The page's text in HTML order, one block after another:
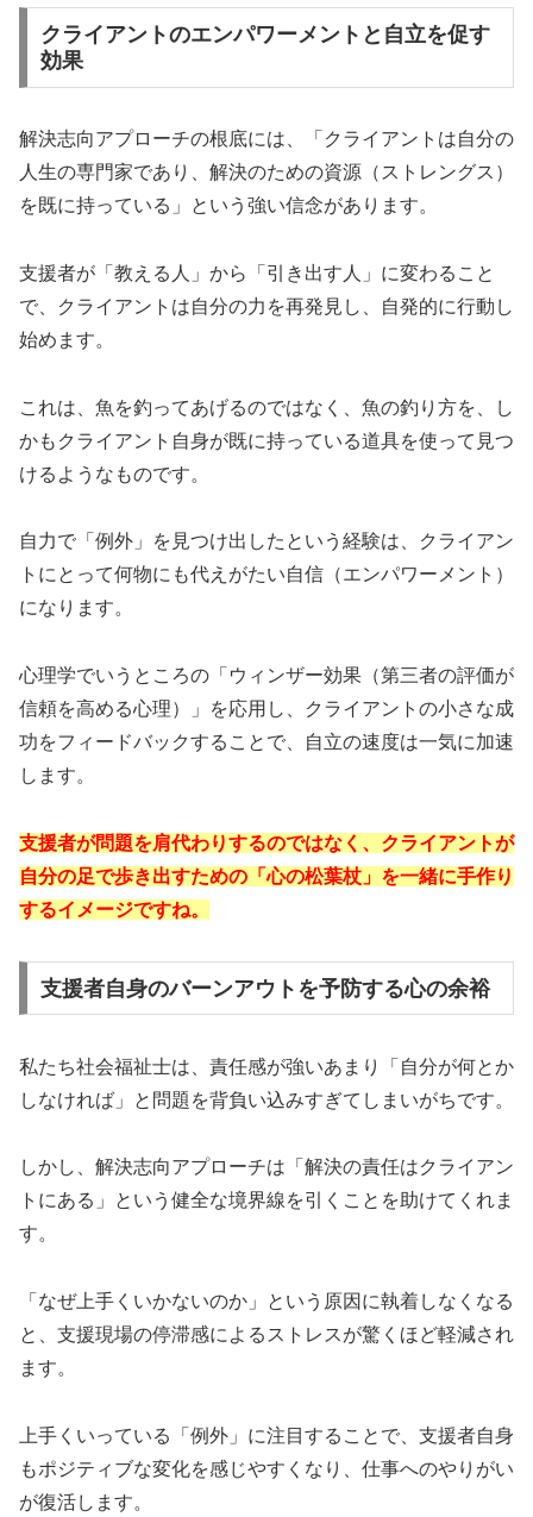
クライアントのエンパワーメントと自立を促す
効果
解決志向アプローチの根底には、「クライアントは自分の
人生の専門家であり、解決のための資源（ストレングス）
を既に持っている」という強い信念があります。
支援者が「教える人」から「引き出す人」に変わること
で、クライアントは自分の力を再発見し、自発的に行動し
始めます。
これは、魚を釣ってあげるのではなく、魚の釣り方を、し
かもクライアント自身が既に持っている道具を使って見つ
けるようなものです。
自力で「例外」を見つけ出したという経験は、クライアン
トにとって何物にも代えがたい自信（エンパワーメント）
になります。
心理学でいうところの「ウィンザー効果（第三者の評価が
信頼を高める心理）」を応用し、クライアントの小さな成
功をフィードバックすることで、自立の速度は一気に加速
します。
支援者が問題を肩代わりするのではなく、クライアントが
自分の足で歩き出すための「心の松葉杖」を一緒に手作り
するイメージですね。
支援者自身のバーンアウトを予防する心の余裕
私たち社会福祉士は、責任感が強いあまり「自分が何とか
しなければ」と問題を背負い込みすぎてしまいがちです。
しかし、解決志向アプローチは「解決の責任はクライアン
トにある」という健全な境界線を引くことを助けてくれま
す。
「なぜ上手くいかないのか」という原因に執着しなくなる
と、支援現場の停滞感によるストレスが驚くほど軽減され
ます。
上手くいっている「例外」に注目することで、支援者自身
もポジティブな変化を感じやすくなり、仕事へのやりがい
が復活します。